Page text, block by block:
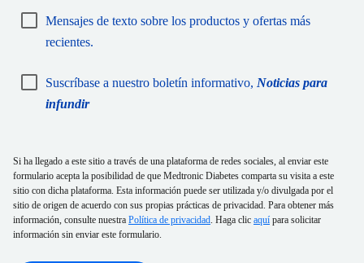
Mensajes de texto sobre los productos y ofertas más
recientes.
Suscríbase a nuestro boletín informativo, Noticias para
infundir
Si ha llegado a este sitio a través de una plataforma de redes sociales, al enviar este
formulario acepta la posibilidad de que Medtronic Diabetes comparta su visita a este
sitio con dicha plataforma. Esta información puede ser utilizada y/o divulgada por el
sitio de origen de acuerdo con sus propias prácticas de privacidad. Para obtener más
información, consulte nuestra Política de privacidad . Haga clic aquí para solicitar
información sin enviar este formulario.